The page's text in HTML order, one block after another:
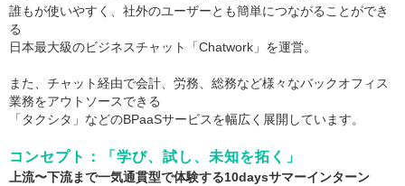
誰もが使いやすく、社外のユーザーとも簡単につながることができ
る
日本最大級のビジネスチャット「Chatwork」を運営。
また、チャット経由で会計、労務、総務など様々なバックオフィス
業務をアウトソースできる
「タクシタ」などのBPaaSサービスを幅広く展開しています。
コンセプト：「学び、試し、未知を拓く」
上流〜下流まで一気通貫型で体験する10daysサマーインターン